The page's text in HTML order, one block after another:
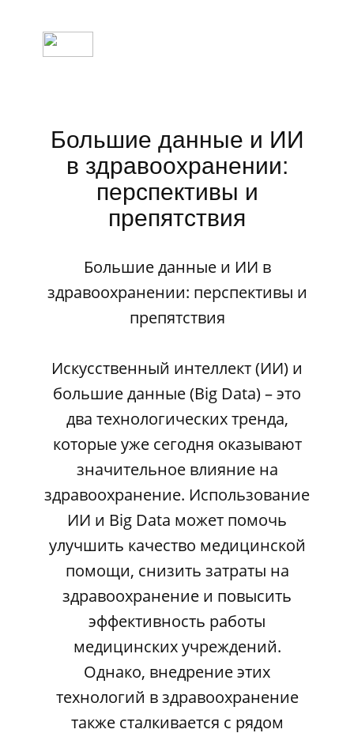
Большие данные и ИИ
в здравоохранении:
перспективы и
препятствия
Большие данные и ИИ в
здравоохранении: перспективы и
препятствия
Искусственный интеллект (ИИ) и
большие данные (Big Data) – это
два технологических тренда,
которые уже сегодня оказывают
значительное влияние на
здравоохранение. Использование
ИИ и Big Data может помочь
улучшить качество медицинской
помощи, снизить затраты на
здравоохранение и повысить
эффективность работы
медицинских учреждений.
Однако, внедрение этих
технологий в здравоохранение
также сталкивается с рядом